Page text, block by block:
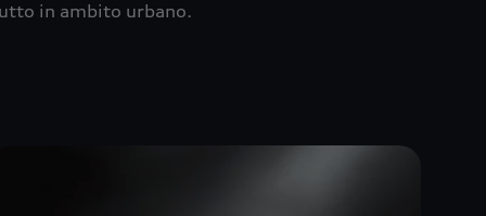
in ambito urbano.